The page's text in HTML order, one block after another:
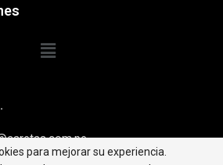
para mejorar su experiencia.